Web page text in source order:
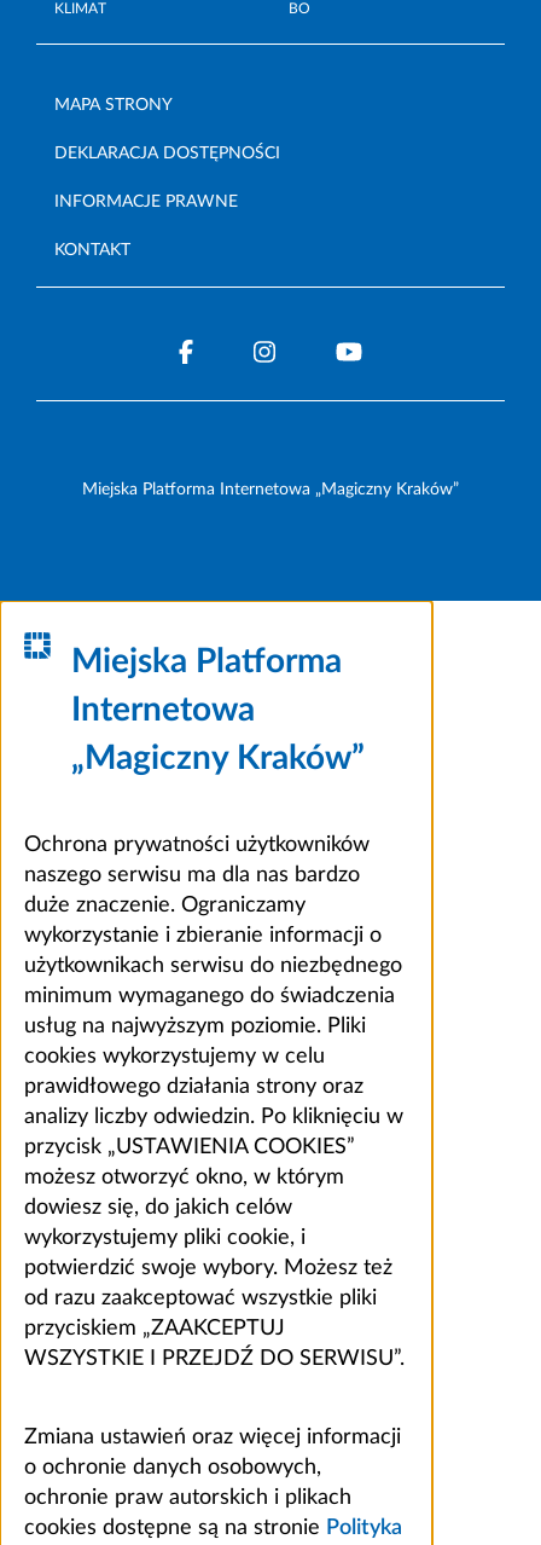
KLIMAT BO
MAPA STRONY
DEKLARACJA DOSTĘPNOŚCI
INFORMACJE PRAWNE
KONTAKT
Miejska Platforma Internetowa „Magiczny Kraków”
Miejska Platforma
Internetowa
„Magiczny Kraków”
Ochrona prywatności użytkowników
naszego serwisu ma dla nas bardzo
duże znaczenie. Ograniczamy
wykorzystanie i zbieranie informacji o
użytkownikach serwisu do niezbędnego
minimum wymaganego do świadczenia
usług na najwyższym poziomie. Pliki
cookies wykorzystujemy w celu
prawidłowego działania strony oraz
analizy liczby odwiedzin. Po kliknięciu w
przycisk „USTAWIENIA COOKIES”
możesz otworzyć okno, w którym
dowiesz się, do jakich celów
wykorzystujemy pliki cookie, i
potwierdzić swoje wybory. Możesz też
od razu zaakceptować wszystkie pliki
przyciskiem „ZAAKCEPTUJ
WSZYSTKIE I PRZEJDŹ DO SERWISU”.
Zmiana ustawień oraz więcej informacji
o ochronie danych osobowych,
ochronie praw autorskich i plikach
cookies dostępne są na stronie Polityka